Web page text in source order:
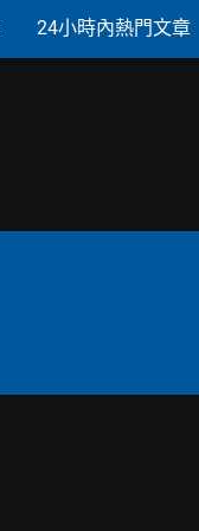
24小時內熱門文章